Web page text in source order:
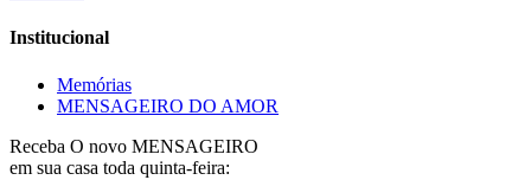
Institucional
Memórias
MENSAGEIRO DO AMOR
Receba O novo MENSAGEIRO
em sua casa toda quinta-feira: